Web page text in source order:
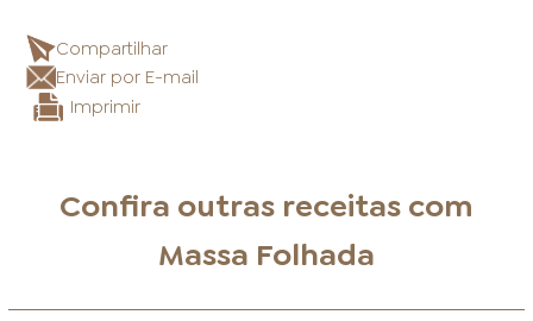
Compartilhar
Enviar por E-mail
Imprimir
Confira outras receitas com
Massa Folhada